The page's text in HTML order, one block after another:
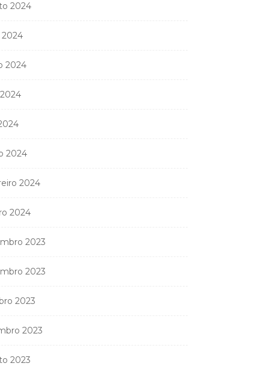
apreender os 20
Junho, 2026
2024
2024
2024
2024
2024
2023
2023
2023
2023
2023